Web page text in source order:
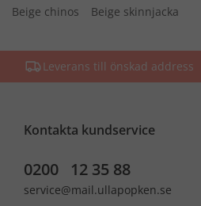
Beige chinos Beige skinnjacka
Leverans till önskad address
Kontakta kundservice
0200 12 35 88
service@mail.ullapopken.se